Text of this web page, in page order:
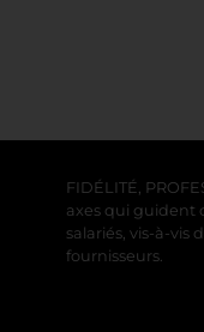
FIDÉLITÉ,
axes qui guident
salariés, vis-à-vis
fournisseurs.